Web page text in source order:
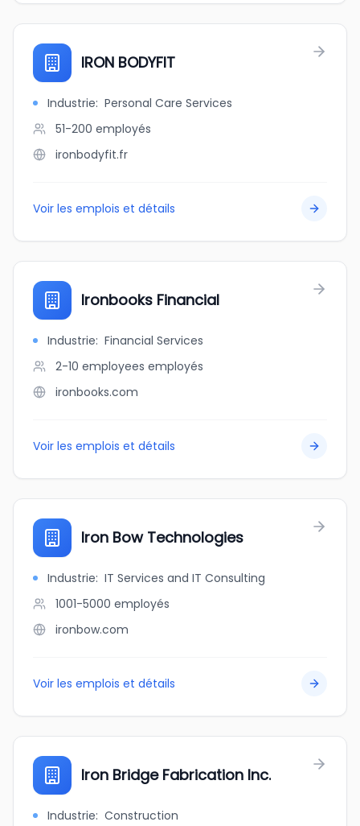
IRON BODYFIT
Industrie: Personal Care Services
51-200 employés
ironbodyfit.fr
Voir les emplois et détails
Ironbooks Financial
Industrie: Financial Services
2-10 employees employés
ironbooks.com
Voir les emplois et détails
Iron Bow Technologies
Industrie: IT Services and IT Consulting
1001-5000 employés
ironbow.com
Voir les emplois et détails
Iron Bridge Fabrication Inc.
Industrie: Construction